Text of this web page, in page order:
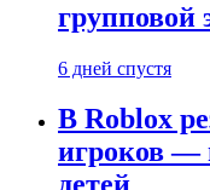
групповой
6 дней спустя
В Roblox
игроков —